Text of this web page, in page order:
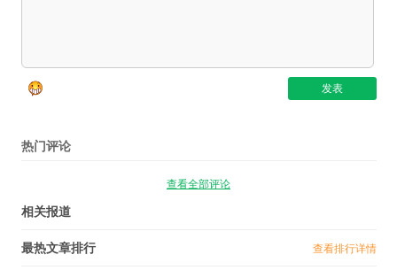
热门评论
查看全部评论
相关报道
最热文章排行 查看排行详情